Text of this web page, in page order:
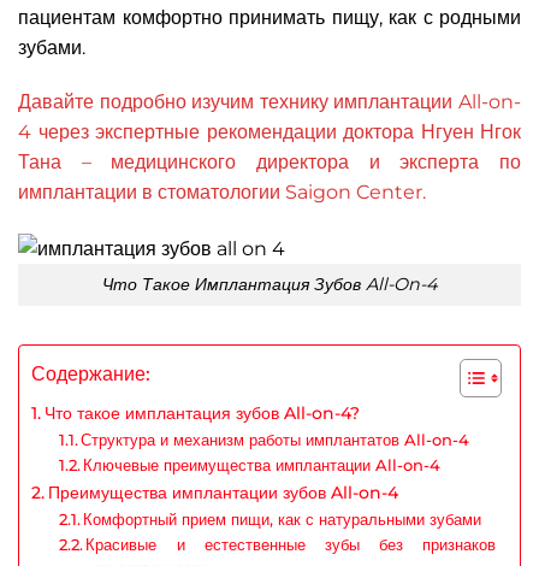
пациентам комфортно принимать пищу, как с родными
зубами.
Давайте подробно изучим технику имплантации All-on-
4 через экспертные рекомендации доктора Нгуен Нгок
Тана – медицинского директора и эксперта по
имплантации в стоматологии Saigon Center.
Что Такое Имплантация Зубов All-On-4
Содержание:
Что такое имплантация зубов All-on-4?
Структура и механизм работы имплантатов All-on-4
Ключевые преимущества имплантации All-on-4
Преимущества имплантации зубов All-on-4
Комфортный прием пищи, как с натуральными зубами
Красивые и естественные зубы без признаков